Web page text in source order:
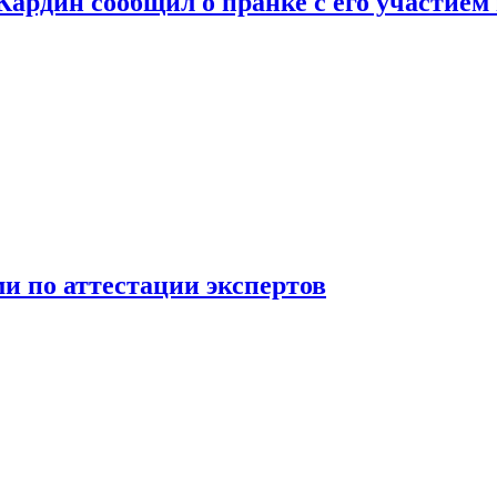
аттестации экспертов